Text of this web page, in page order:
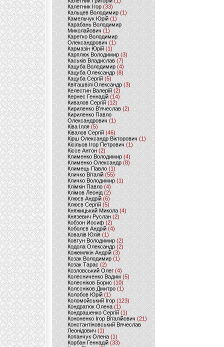
Калетник Ігор (33)
Кальцев Володимир(1)
Камельчук Юрій (1)
Карабань Володимир
Миколайович (1)
Каретко Володимир
Олександрович (1)
Кармазін Юрій(1)
Карплюк Володимир(3)
Каськів Владислав (7)
Кацуба Володимир (4)
Кацуба Олександр (8)
Кацуба Сергій (5)
Квіташвілі Олександр(3)
Келестин Валерій(2)
Кернес Геннадій (14)
Кивалов Сергій (12)
Кириленко В’ячеслав (2)
Кириленко Павло
Олександрович (1)
Ківа Ілля (5)
Ківалов Сергій(46)
Кірш Олександр Вікторович (1)
Кісільов Ігор Петрович (1)
Кіссе Антон (2)
Клименко Володимир(4)
Клименко Олександр (8)
Климець Павло (1)
Кличко Віталій(55)
Кличко Володимир (1)
Клімкін Павло (4)
Клімов Леонід(2)
Клюєв Андрій(6)
Клюєв Сергій (5)
Княжицький Микола(4)
Князевич Руслан (2)
Кобзон Иосиф(2)
Коболєв Андрій (4)
Ковалів Юлія(1)
Ковтун Володимир (2)
Кодола Олександр (2)
Кожемякін Андрій (3)
Козак Володимир (1)
Козак Тарас (2)
Козловський Олег(4)
Колесниченко Вадим (5)
Колесніков Борис (10)
Колєсніков Дмитро (1)
Колобов Юрій (1)
Коломойський Ігор (123)
Кондратюк Олена(1)
Кондрашенко Сергій (1)
Кононенко Ігор Віталійович (21)
Константіновський Вячеслав
Леонідович (1)
Копанчук Олена (1)
Корбан Геннадій (33)